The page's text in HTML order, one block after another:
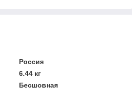
Россия
6.44 кг
Бесшовная